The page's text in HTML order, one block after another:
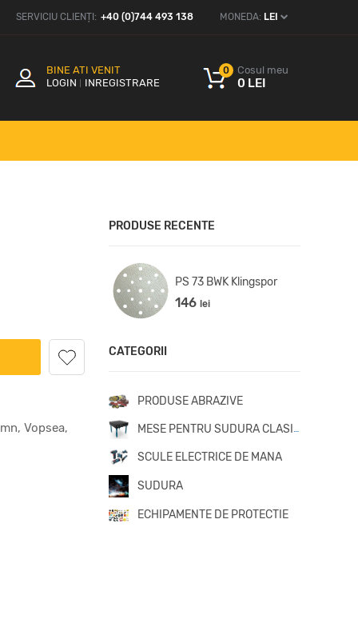
SERVICIU CLIENȚI: +40 (0)744 493 138 MONEDA: LEI
BINE ATI VENIT
LOGIN
INREGISTRARE
Cosul meu
0 LEI
0
Vopsea,
PRODUSE RECENTE
PS 73 BWK Klingspor
146 lei
CATEGORII
PRODUSE ABRAZIVE
MESE PENTRU SUDURA CLASICE
SCULE ELECTRICE DE MANA
SUDURA
ECHIPAMENTE DE PROTECTIE